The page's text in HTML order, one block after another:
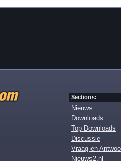
Sections:
Nieuws
Downloads
Top Downloads
Discussie
Vraag en
Nieuws2.nl